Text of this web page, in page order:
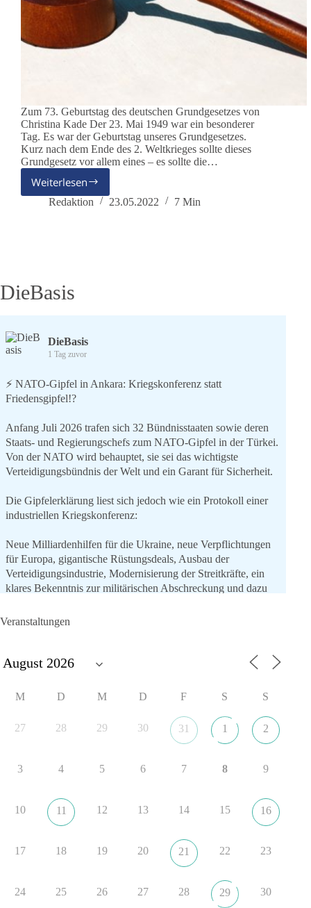
Zum 73. Geburtstag des deutschen Grundgesetzes von
Christina Kade Der 23. Mai 1949 war ein besonderer
Tag. Es war der Geburtstag unseres Grundgesetzes.
Kurz nach dem Ende des 2. Weltkrieges sollte dieses
Grundgesetz vor allem eines – es sollte die…
Weiterlesen
Tag
des
Redaktion 23.05.2022 7 Min
DieBasis
DieBasis
1 Tag zuvor
⚡️ NATO-Gipfel in Ankara: Kriegskonferenz statt
Friedensgipfel!?
Anfang Juli 2026 trafen sich 32 Bündnisstaaten sowie deren
Staats- und Regierungschefs zum NATO-Gipfel in der Türkei.
Von der NATO wird behauptet, sie sei das wichtigste
Verteidigungsbündnis der Welt und ein Garant für Sicherheit.
Die Gipfelerklärung liest sich jedoch wie ein Protokoll einer
industriellen Kriegskonferenz:
Neue Milliardenhilfen für die Ukraine, neue Verpflichtungen
für Europa, gigantische Rüstungsdeals, Ausbau der
Verteidigungsindustrie, Modernisierung der Streitkräfte, ein
klares Bekenntnis zur militärischen Abschreckung und dazu
aus der NATO. Ein Gipfel, der mehr nach Rüstungsdeal als
nach Friedenspolitik klingt, wird niemals Sicherheit schaffen,
#NATO
Veranstaltungen
M D M D F S S
27 28 29 30 31 1 2
3 4 5 6 7 8 9
10 11 12 13 14 15 16
17 18 19 20 21 22 23
24 25 26 27 28 29 30